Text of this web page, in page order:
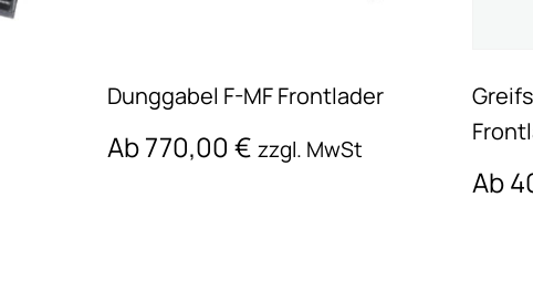
Dunggabel F-MF Frontlader
Ab770,00 € zzgl. MwSt
Ab